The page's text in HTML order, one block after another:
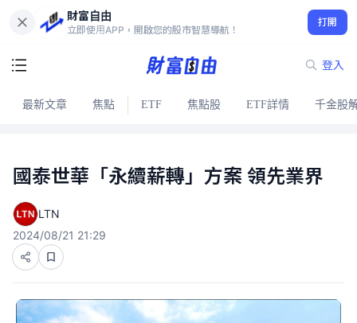
財富自由
立即使用APP，開啟您的股市智慧導航！
打開
登入
最新文章 焦點 ETF 焦點股 ETF詳情 千金股
國泰世華「永續薪轉」方案 領先業界
LTN
2024/08/21 21:29